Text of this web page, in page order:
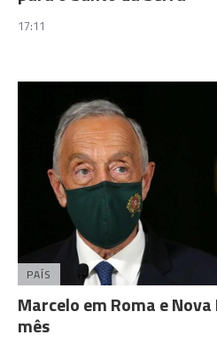
17:11
PAÍS
Marcelo em Roma e
mês